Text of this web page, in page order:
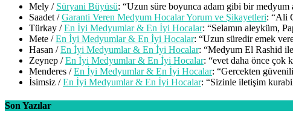
Mely / Süryani Büyüsü: “Uzun süre boyunca adam gibi bir medyum
Saadet /Garanti Veren Medyum Hocalar Yorum ve Şikayetleri: “Ali
Türkay /En İyi Medyumlar & En İyi Hocalar: “Selamın aleyküm,
Mete /En İyi Medyumlar & En İyi Hocalar: “Uzun süredir emek
Hasan /En İyi Medyumlar & En İyi Hocalar: “Medyum El Rashid
Zeynep /En İyi Medyumlar & En İyi Hocalar: “evet daha önce çok
Menderes /En İyi Medyumlar & En İyi Hocalar: “Gercekten
İsimsiz /En İyi Medyumlar & En İyi Hocalar: “Sizinle iletişim
Son Yazılar